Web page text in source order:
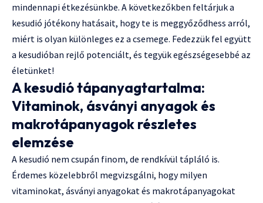
mindennapi étkezésünkbe. A következőkben feltárjuk a
kesudió jótékony hatásait, hogy te is meggyőződhess arról,
miért is olyan különleges ez a csemege. Fedezzük fel együtt
a kesudióban rejlő potenciált, és tegyük egészségesebbé az
életünket!
A kesudió tápanyagtartalma:
Vitaminok, ásványi anyagok és
makrotápanyagok részletes
elemzése
A kesudió nem csupán finom, de rendkívül tápláló is.
Érdemes közelebbről megvizsgálni, hogy milyen
vitaminokat, ásványi anyagokat és makrotápanyagokat